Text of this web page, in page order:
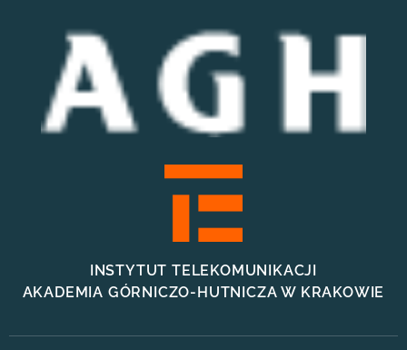
INSTYTUT TELEKOMUNIKACJI
AKADEMIA GÓRNICZO-HUTNICZA W KRAKOWIE